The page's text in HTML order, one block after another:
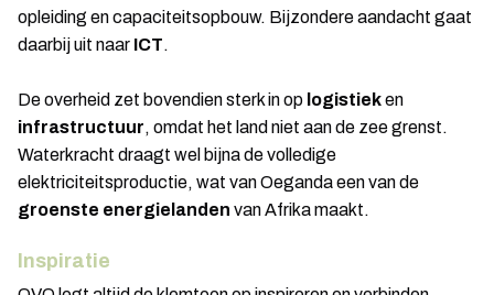
opleiding en capaciteitsopbouw. Bijzondere aandacht gaat
daarbij uit naar ICT.
De overheid zet bovendien sterk in op logistieken
infrastructuur, omdat het land niet aan de zee grenst.
Waterkracht draagt wel bijna de volledige
elektriciteitsproductie, wat van Oeganda een van de
groenste energielanden van Afrika maakt.
Inspiratie